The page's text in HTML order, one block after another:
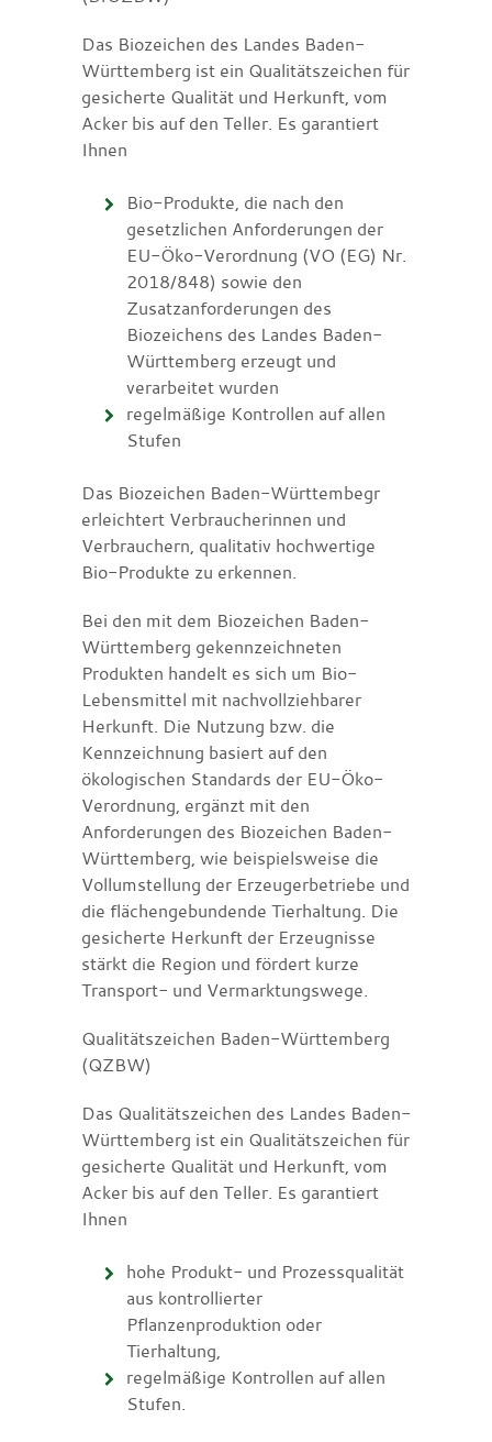
Das Biozeichen des Landes Baden-
Württemberg ist ein Qualitätszeichen für
gesicherte Qualität und Herkunft, vom
Acker bis auf den Teller. Es garantiert
Ihnen
Bio-Produkte, die nach den
gesetzlichen Anforderungen der
EU-Öko-Verordnung (VO (EG) Nr.
2018/848) sowie den
Zusatzanforderungen des
Biozeichens des Landes Baden-
Württemberg erzeugt und
verarbeitet wurden
regelmäßige Kontrollen auf allen
Stufen
Das Biozeichen Baden-Württembegr
erleichtert Verbraucherinnen und
Verbrauchern, qualitativ hochwertige
Bio-Produkte zu erkennen.
Bei den mit dem Biozeichen Baden-
Württemberg gekennzeichneten
Produkten handelt es sich um Bio-
Lebensmittel mit nachvollziehbarer
Herkunft. Die Nutzung bzw. die
Kennzeichnung basiert auf den
ökologischen Standards der EU-Öko-
Verordnung, ergänzt mit den
Anforderungen des Biozeichen Baden-
Württemberg, wie beispielsweise die
Vollumstellung der Erzeugerbetriebe und
die flächengebundende Tierhaltung. Die
gesicherte Herkunft der Erzeugnisse
stärkt die Region und fördert kurze
Transport- und Vermarktungswege.
Qualitätszeichen Baden-Württemberg
(QZBW)
Das Qualitätszeichen des Landes Baden-
Württemberg ist ein Qualitätszeichen für
gesicherte Qualität und Herkunft, vom
Acker bis auf den Teller. Es garantiert
Ihnen
hohe Produkt- und Prozessqualität
aus kontrollierter
Pflanzenproduktion oder
Tierhaltung,
regelmäßige Kontrollen auf allen
Stufen.